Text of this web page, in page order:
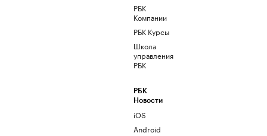
РБК
Компании
РБК Курсы
Школа
управления
РБК
РБК
Новости
iOS
Android